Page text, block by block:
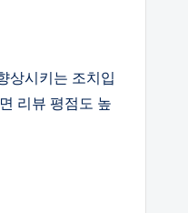
상시키는 조치입
리뷰 평점도 높